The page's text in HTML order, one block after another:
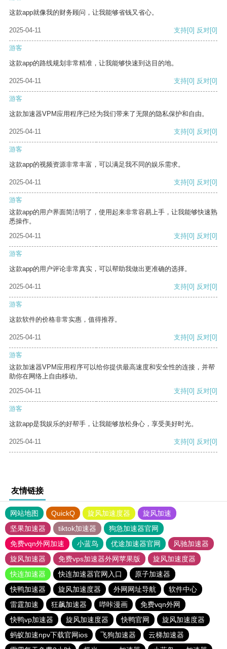
这款app就像我的财务顾问，让我能够省钱又省心。
2025-04-11 支持[0] 反对[0]
游客
这款app的路线规划非常精准，让我能够快速到达目的地。
2025-04-11 支持[0] 反对[0]
游客
这款加速器VPM应用程序已经为我们带来了无限的隐私保护和自由。
2025-04-11 支持[0] 反对[0]
游客
这款app的视频资源非常丰富，可以满足我不同的娱乐需求。
2025-04-11 支持[0] 反对[0]
游客
这款app的用户界面简洁明了，使用起来非常容易上手，让我能够快速熟
悉操作。
2025-04-11
支持[0] 反对[0]
游客
这款app的用户评论非常真实，可以帮助我做出更准确的选择。
2025-04-11 支持[0] 反对[0]
游客
这款软件的价格非常实惠，值得推荐。
2025-04-11 支持[0] 反对[0]
游客
这款加速器VPM应用程序可以给你提供最高速度和安全性的连接，并帮
助你在网络上自由移动。
2025-04-11
支持[0] 反对[0]
游客
这款app是我娱乐的好帮手，让我能够放松身心，享受美好时光。
2025-04-11 支持[0] 反对[0]
友情链接
网站地图 QuickQ 旋风加速度器
旋风加速
坚果加速器
tiktok加速器
狗急加速器官网
免费vqn外网加速
小蓝鸟 优途加速器官网
风驰加速器
旋风加速器
免费vps加速器外网苹果版
旋风加速度器
快连加速器
快连加速器官网入口
原子加速器
快鸭加速器
旋风加速度器 外网网址导航
软件中心
雷霆加速
狂飙加速器 哔咔漫画
免费vqn外网
快鸭vp加速器
旋风加速度器 快鸭官网
旋风加速度器
蚂蚁加速npv下载官网ios
飞狗加速器
云梯加速器